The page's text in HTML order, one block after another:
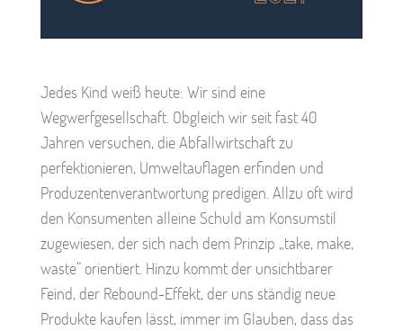
Jedes Kind weiß heute: Wir sind eine
Wegwerfgesellschaft. Obgleich wir seit fast 40
Jahren versuchen, die Abfallwirtschaft zu
perfektionieren, Umweltauflagen erfinden und
Produzentenverantwortung predigen. Allzu oft wird
den Konsumenten alleine Schuld am Konsumstil
zugewiesen, der sich nach dem Prinzip „take, make,
waste“ orientiert. Hinzu kommt der unsichtbarer
Feind, der Rebound-Effekt, der uns ständig neue
Produkte kaufen lässt, immer im Glauben, dass das